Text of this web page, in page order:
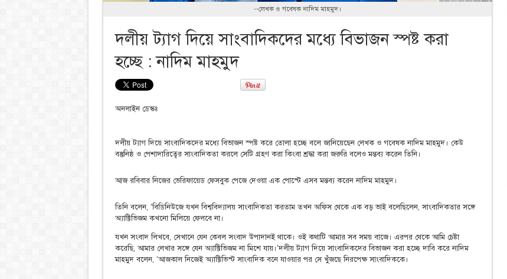
--লেখক ও গবেষক নাদিম মাহমুদ।
দলীয় ট্যাগ দিয়ে সাংবাদিকদের মধ্যে বিভাজন স্পষ্ট করা
হচ্ছে : নাদিম মাহমুদ
অনলাইন ডেস্কঃ
দলীয় ট্যাগ দিয়ে সাংবাদিকদের মধ্যে বিভাজন স্পষ্ট করে তোলা হচ্ছে বলে জানিয়েছেন লেখক ও গবেষক নাদিম মাহমুদ। কেউ
বস্তুনিষ্ঠ ও পেশাদারিত্বের সাংবাদিকতা করলে সেটি গ্রহণ করা কিংবা শ্রদ্ধা করা জরুরি বলেও মন্তব্য করেন তিনি।
আজ রবিবার নিজের ভেরিফায়েড ফেসবুক পেজে দেওয়া এক পোস্টে এসব মন্তব্য করেন নাদিম মাহমুদ।
তিনি বলেন, ‘বিডিনিউজে যখন বিশ্ববিদ্যালয় সাংবাদিকতা করতাম তখন অফিস থেকে এক বড় ভাই বলেছিলেন, সাংবাদিকতার সঙ্গে
অ্যাক্টিভিজম কখনো মিলিয়ে ফেলবে না।
যখন সংবাদ লিখবে, সেখানে যেন কেবল সংবাদ উপাদানই থাকে। ওই কথাটি আমার সব সময় বাজে। এরপর থেকে আমি চেষ্টা
করেছি, আমার লেখার সঙ্গে যেন অ্যাক্টিভিজম না মিশে যায়।’দলীয় ট্যাগ দিয়ে সাংবাদিকদের বিভাজন করা হচ্ছে দাবি করে নাদিম
মাহমুদ বলেন, ‘আজকাল নিজেই অ্যাক্টিভিস্ট সাংবাদিক বনে যাওয়ার পর সে খুঁজছে নিরপেক্ষ সাংবাদিককে।